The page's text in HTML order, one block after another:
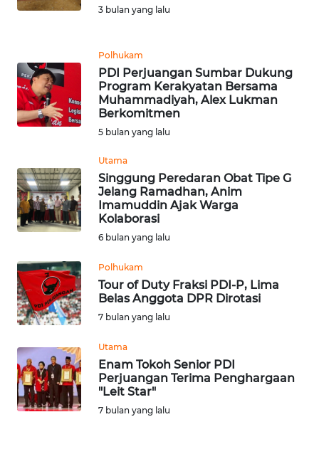
3 bulan yang lalu
Polhukam
PDI Perjuangan Sumbar Dukung
Program Kerakyatan Bersama
Muhammadiyah, Alex Lukman
Berkomitmen
5 bulan yang lalu
Utama
Singgung Peredaran Obat Tipe G
Jelang Ramadhan, Anim
Imamuddin Ajak Warga
Kolaborasi
6 bulan yang lalu
Polhukam
Tour of Duty Fraksi PDI-P, Lima
Belas Anggota DPR Dirotasi
7 bulan yang lalu
Utama
Enam Tokoh Senior PDI
Perjuangan Terima Penghargaan
"Leit Star"
7 bulan yang lalu
WN
SULTRA
WN
SULTENG
WN
BABEL
WN
SUMBAR
WN
SUMSEL